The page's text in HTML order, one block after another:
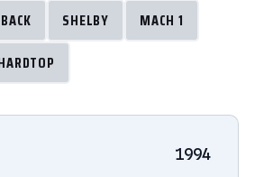
SHELBY
MACH 1
1994